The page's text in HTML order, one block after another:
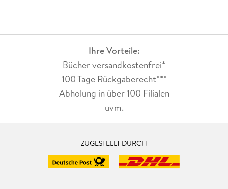
Ihre Vorteile:
Bücher versandkostenfrei*
100 Tage Rückgaberecht***
Abholung in über 100 Filialen
uvm.
ZUGESTELLT DURCH